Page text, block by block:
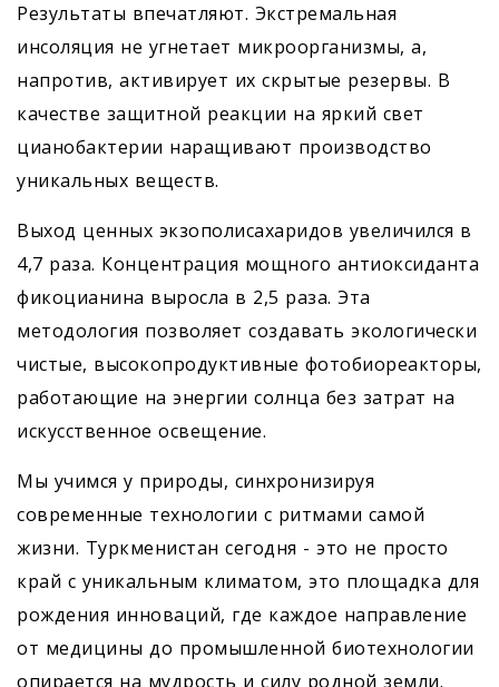
Результаты впечатляют. Экстремальная
инсоляция не угнетает микроорганизмы, а,
напротив, активирует их скрытые резервы. В
качестве защитной реакции на яркий свет
цианобактерии наращивают производство
уникальных веществ.
Выход ценных экзополисахаридов увеличился в
4,7 раза. Концентрация мощного антиоксиданта
фикоцианина выросла в 2,5 раза. Эта
методология позволяет создавать экологически
чистые, высокопродуктивные фотобиореакторы,
работающие на энергии солнца без затрат на
искусственное освещение.
Мы учимся у природы, синхронизируя
современные технологии с ритмами самой
жизни. Туркменистан сегодня - это не просто
край с уникальным климатом, это площадка для
рождения инноваций, где каждое направление
от медицины до промышленной биотехнологии
опирается на мудрость и силу родной земли.